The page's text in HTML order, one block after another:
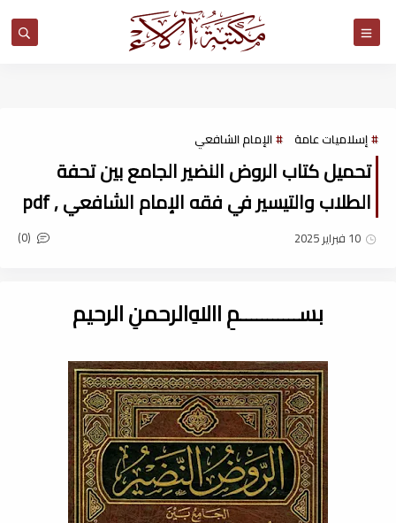
إسلاميات عامة الإمام الشافعي
تحميل كتاب الروض النضير الجامع بين تحفة
الطلاب والتيسير في فقه الإمام الشافعي , pdf
10 فبراير 2025 (0)
بســـــــــــمِ اﷲِالرحمنِ الرحيم